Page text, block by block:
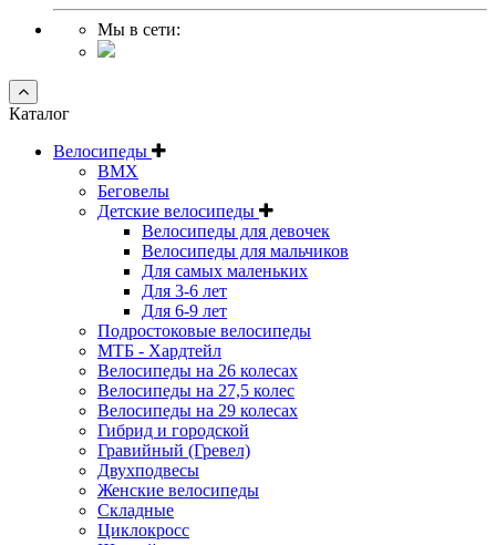
Мы в сети:
Каталог
Велосипеды
BMX
Беговелы
Детские велосипеды
Велосипеды для девочек
Велосипеды для мальчиков
Для самых маленьких
Для 3-6 лет
Для 6-9 лет
Подростоковые велосипеды
МТБ - Хардтейл
Велосипеды на 26 колесах
Велосипеды на 27,5 колес
Велосипеды на 29 колесах
Гибрид и городской
Гравийный (Гревел)
Двухподвесы
Женские велосипеды
Складные
Циклокросс